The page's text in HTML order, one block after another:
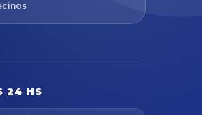
24 HS